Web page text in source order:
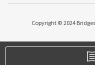
Copyright © 2024